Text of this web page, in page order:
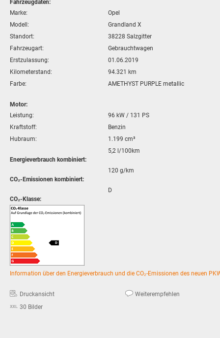
Fahrzeugdaten:
Marke:
Opel
Modell:
Grandland X
Standort:
38228 Salzgitter
Fahrzeugart:
Gebrauchtwagen
Erstzulassung:
01.06.2019
Kilometerstand:
94.321 km
Farbe:
AMETHYST PURPLE metallic
Motor:
Leistung:
96 kW / 131 PS
Kraftstoff:
Benzin
Hubraum:
1.199 cm³
Energieverbrauch kombiniert:
5,2 l/100km
CO₂-Emissionen kombiniert:
120 g/km
CO₂-Klasse:
D
Information über den Energieverbrauch und die CO₂-Emissionen des neuen
Druckansicht
Weiterempfehlen
30 Bilder